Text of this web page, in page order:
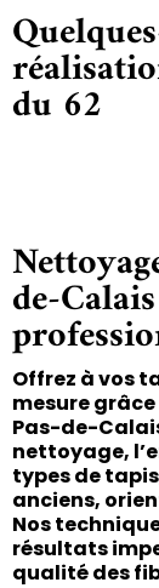
du 62
de-
Offrez à vos
mesure
Pas-de-
nettoyage,
types de
anciens,
Nos
résultats
qualité des